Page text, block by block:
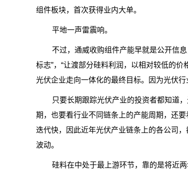
组件板块，首次获得业内大单。
平地一声雷震响。
不过，通威收购组件产能早就是公开信
标志”，“让渡部分硅料利润，以相对较低的
光伏企业走向一体化的最终目标。因为光伏
只要长期跟踪光伏产业的投资者都知道
期，也要看行业不同链条上的产能周期，还
迭代快，因此近年光伏产业链条上的各公司
波动。
硅料在中处于最上游环节，靠的是将近